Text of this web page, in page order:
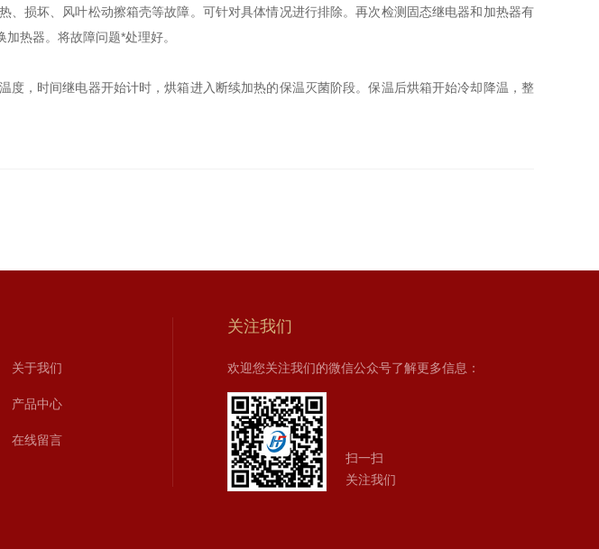
损坏、风叶松动擦箱壳等故障。可针对具体情况进行排除。再次检测固态继电器和加热器有
热器。将故障问题*处理好。
时间继电器开始计时，烘箱进入断续加热的保温灭菌阶段。保温后烘箱开始冷却降温，整
关于我们
产品中心
在线留言
关注我们
欢迎您关注我们的微信公众号了解更多信息：
扫一扫
关注我们